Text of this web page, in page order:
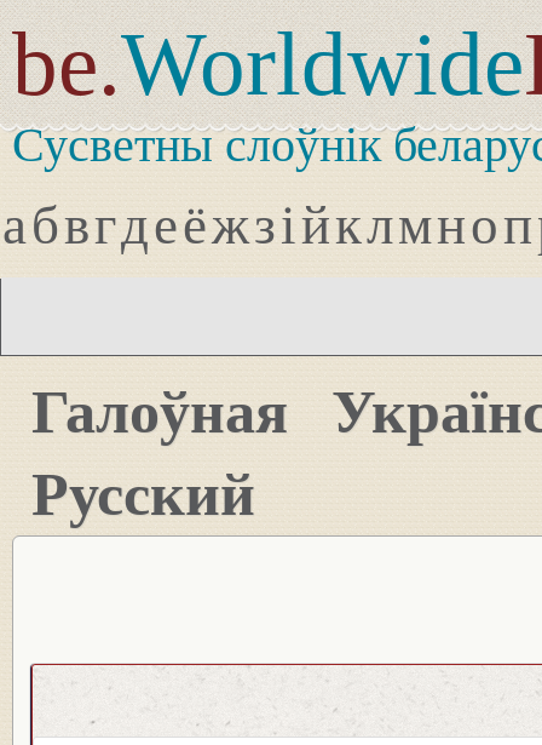
be.Worldwide
Сусветны слоўнік
абвгдеёжзійклмноп
Галоўная
Русский